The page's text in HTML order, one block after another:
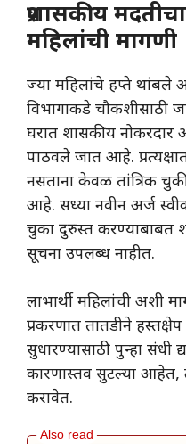
प्रशासकीय
महिलांची मागणी
​ज्या महिलांचे हप्ते थांबले
विभागाकडे चौकशीसाठी
घरात शासकीय
पाठवले जात आहे.
नसताना केवळ तांत्रिक
आहे. सध्या नवीन अर्ज
चुका दुरुस्त करण्याबाबत
सूचना उपलब्ध नाहीत.
​लाभार्थी महिलांची अशी
प्रकरणात तातडीने
सुधारण्यासाठी पुन्हा संधी
कारणास्तव सुटल्या आहेत,
करावेत.